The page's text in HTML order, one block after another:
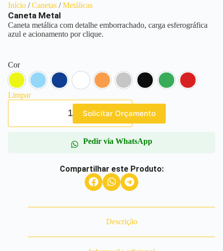
Início /Canetas /Metálicas
Caneta Metal
Caneta metálica com detalhe emborrachado, carga esferográfica
azul e acionamento por clique.
Cor
Amarelo Azul ClaroAzul Escuro
Branco Laranja Prata Preto Verde
Vermelho
Limpar
Solicitar Orçamento
Pedir via WhatsApp
Compartilhar este Produto:
Descrição